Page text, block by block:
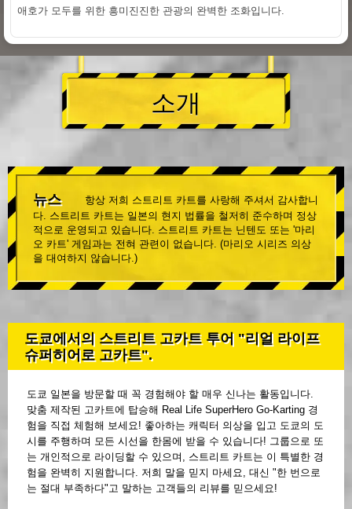
애호가 모두를 위한 흥미진진한 관광의 완벽한 조화입니다.
소개
뉴스
항상 저희 스트리트 카트를 사랑해 주셔서 감사합니
다. 스트리트 카트는 일본의 현지 법률을 철저히 준수하며 정상
적으로 운영되고 있습니다. 스트리트 카트는 닌텐도 또는 '마리
오 카트' 게임과는 전혀 관련이 없습니다. (마리오 시리즈 의상
을 대여하지 않습니다.)
도쿄에서의 스트리트 고카트 투어 "리얼 라이프
슈퍼히어로 고카트".
도쿄 일본을 방문할 때 꼭 경험해야 할 매우 신나는 활동입니다.
맞춤 제작된 고카트에 탑승해 Real Life SuperHero Go-Karting 경
험을 직접 체험해 보세요! 좋아하는 캐릭터 의상을 입고 도쿄의 도
시를 주행하며 모든 시선을 한몸에 받을 수 있습니다! 그룹으로 또
는 개인적으로 라이딩할 수 있으며, 스트리트 카트는 이 특별한 경
험을 완벽히 지원합니다. 저희 말을 믿지 마세요, 대신 "한 번으로
는 절대 부족하다"고 말하는 고객들의 리뷰를 믿으세요!